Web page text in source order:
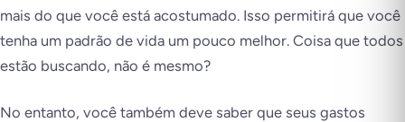
mais do que você está acostumado. Isso permitirá que você
tenha um padrão de vida um pouco melhor. Coisa que todos
estão buscando, não é mesmo?
No entanto, você também deve saber que seus gastos